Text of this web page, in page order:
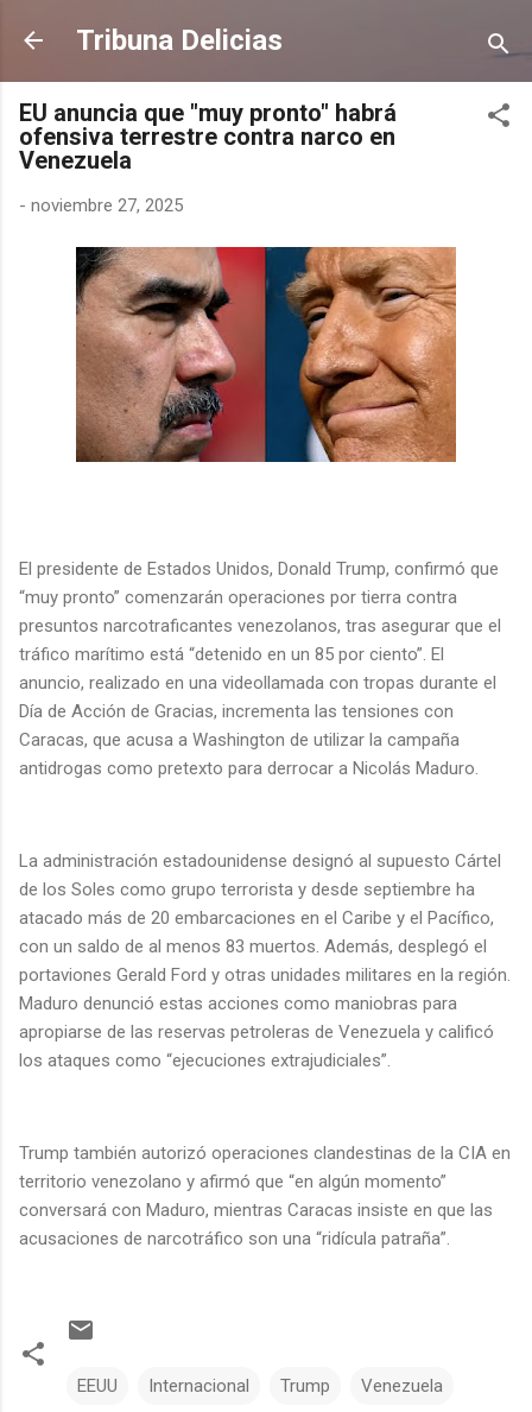
Ir al contenido principal
Tribuna Delicias
EU anuncia que "muy pronto" habrá
ofensiva terrestre contra narco en
Venezuela
- noviembre 27, 2025
El presidente de Estados Unidos, Donald Trump, confirmó que
“muy pronto” comenzarán operaciones por tierra contra
presuntos narcotraficantes venezolanos, tras asegurar que el
tráfico marítimo está “detenido en un 85 por ciento”. El
anuncio, realizado en una videollamada con tropas durante el
Día de Acción de Gracias, incrementa las tensiones con
Caracas, que acusa a Washington de utilizar la campaña
antidrogas como pretexto para derrocar a Nicolás Maduro.
La administración estadounidense designó al supuesto Cártel
de los Soles como grupo terrorista y desde septiembre ha
atacado más de 20 embarcaciones en el Caribe y el Pacífico,
con un saldo de al menos 83 muertos. Además, desplegó el
portaviones Gerald Ford y otras unidades militares en la región.
Maduro denunció estas acciones como maniobras para
apropiarse de las reservas petroleras de Venezuela y calificó
los ataques como “ejecuciones extrajudiciales”.
Trump también autorizó operaciones clandestinas de la CIA en
territorio venezolano y afirmó que “en algún momento”
conversará con Maduro, mientras Caracas insiste en que las
acusaciones de narcotráfico son una “ridícula patraña”.
EEUU Internacional Trump Venezuela